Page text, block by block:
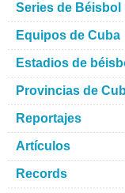
Series de Béisbol
Equipos de Cuba
Estadios de
Provincias de
Reportajes
Artículos
Records